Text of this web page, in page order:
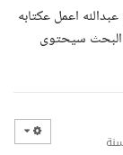
اعمل عكتابه
البحث سيحتوى